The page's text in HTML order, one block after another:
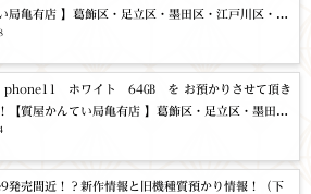
局亀有店 】葛飾区・足立区・墨田区・江戸川区・松
千住・東京都・千葉・埼玉・携帯・スマホ・タブレ
i phone11 ホワイト 64㎇ を お預かりさせて頂き
【質屋かんてい局亀有店 】葛飾区・足立区・墨田
川区・松戸市・北千住・東京都・千葉・埼玉・携
発売間近！？新作情報と旧機種質預かり情報！（下